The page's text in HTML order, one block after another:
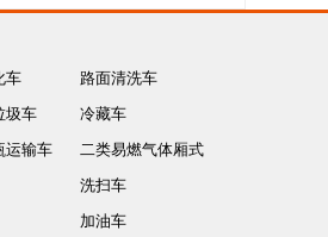
车
路面清洗车
圾车
冷藏车
运输车
二类易燃气体厢式
运输车
洗扫车
加油车